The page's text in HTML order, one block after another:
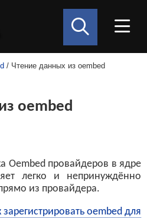
/ Чтение данных из oembed
oembed
Oembed провайдеров в ядре
легко и непринуждённо
из провайдера.
зарегистрировать oembed для